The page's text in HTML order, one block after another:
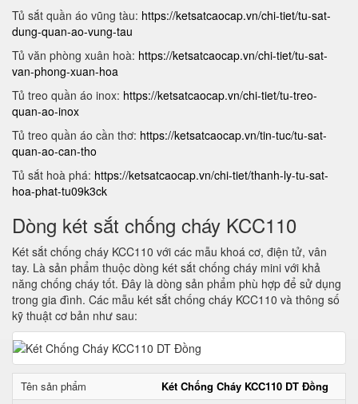
Tủ sắt quần áo vũng tàu: https://ketsatcaocap.vn/chi-tiet/tu-sat-
dung-quan-ao-vung-tau
Tủ văn phòng xuân hoà: https://ketsatcaocap.vn/chi-tiet/tu-sat-
van-phong-xuan-hoa
Tủ treo quần áo inox: https://ketsatcaocap.vn/chi-tiet/tu-treo-
quan-ao-inox
Tủ treo quần áo cần thơ: https://ketsatcaocap.vn/tin-tuc/tu-sat-
quan-ao-can-tho
Tủ sắt hoà phá: https://ketsatcaocap.vn/chi-tiet/thanh-ly-tu-sat-
hoa-phat-tu09k3ck
Dòng két sắt chống cháy KCC110
Két sắt chống cháy KCC110 với các mẫu khoá cơ, điện tử, vân
tay. Là sản phẩm thuộc dòng két sắt chống cháy mini với khả
năng chống cháy tốt. Đây là dòng sản phẩm phù hợp để sử dụng
trong gia đình. Các mẫu két sắt chống cháy KCC110 và thông số
kỹ thuật cơ bản như sau:
Tên sản phẩm
Két Chống Cháy KCC110 DT Đồng